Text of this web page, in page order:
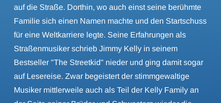
auf die Straße. Dorthin, wo auch einst seine berühmte
Familie sich einen Namen machte und den Startschuss
für eine Weltkarriere legte. Seine Erfahrungen als
Straßenmusiker schrieb Jimmy Kelly in seinem
Bestseller "The Streetkid" nieder und ging damit sogar
auf Lesereise. Zwar begeistert der stimmgewaltige
Musiker mittlerweile auch als Teil der Kelly Family an